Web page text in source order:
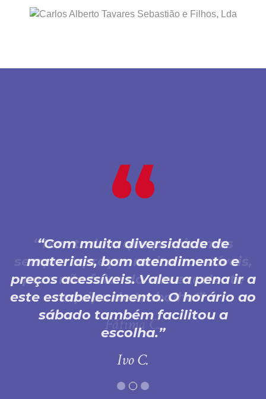
Com muita diversidade de
materiais, bom atendimento e
preços acessíveis. Valeu a pena ir a
este estabelecimento. O horário ao
sábado também facilitou a
escolha.
Ivo C.